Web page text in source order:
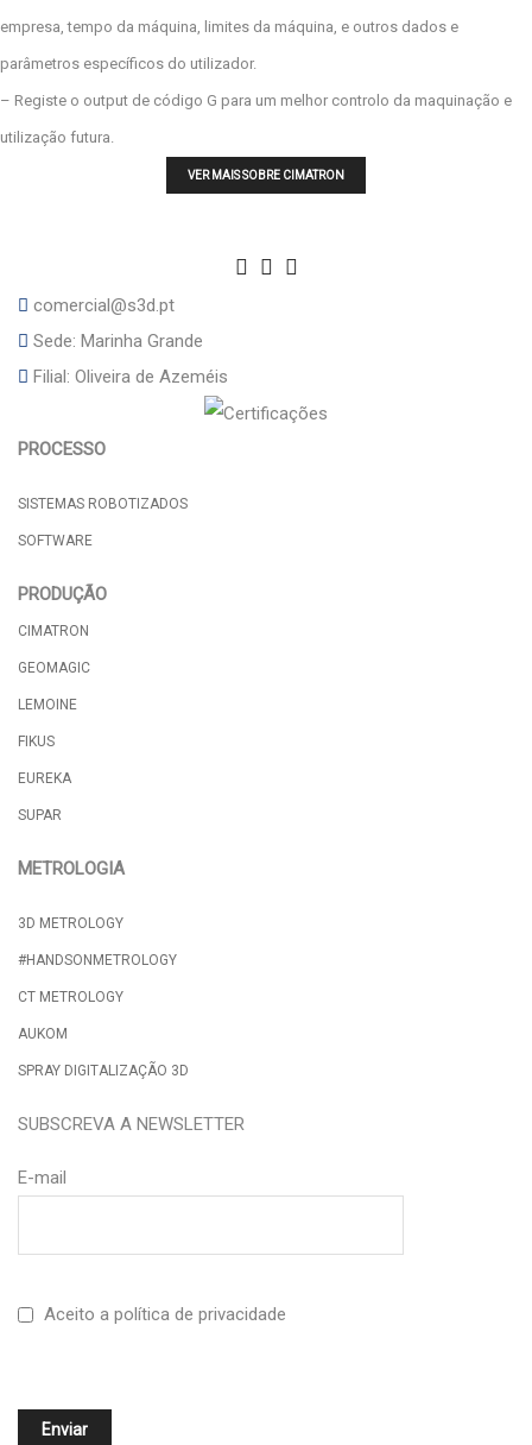
empresa, tempo da máquina, limites da máquina, e outros dados e
parâmetros específicos do utilizador.
– Registe o output de código G para um melhor controlo da maquinação e
utilização futura.
VER MAIS SOBRE CIMATRON
comercial@s3d.pt
Sede: Marinha Grande
Filial: Oliveira de Azeméis
PROCESSO
SISTEMAS ROBOTIZADOS
SOFTWARE
PRODUÇÃO
CIMATRON
GEOMAGIC
LEMOINE
FIKUS
EUREKA
SUPAR
METROLOGIA
3D METROLOGY
#HANDSONMETROLOGY
CT METROLOGY
AUKOM
SPRAY DIGITALIZAÇÃO 3D
SUBSCREVA A NEWSLETTER
E-mail
Aceito a política de privacidade